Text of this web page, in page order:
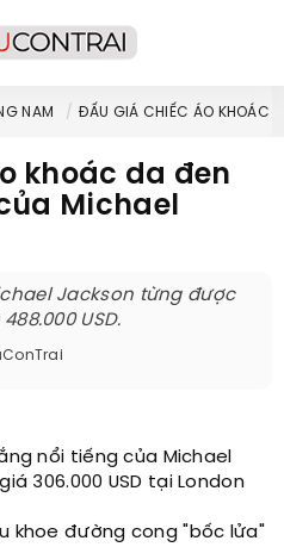
NAM ĐẤU GIÁ CHIẾC ÁO KHOÁC
khoác da đen
Michael
Jackson từng được
USD.
nổi tiếng của Michael
306.000 USD tại London
khoe đường cong "bốc lửa"